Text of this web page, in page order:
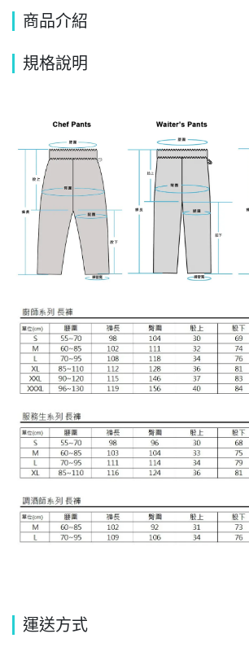
商品介紹
規格說明
運送方式